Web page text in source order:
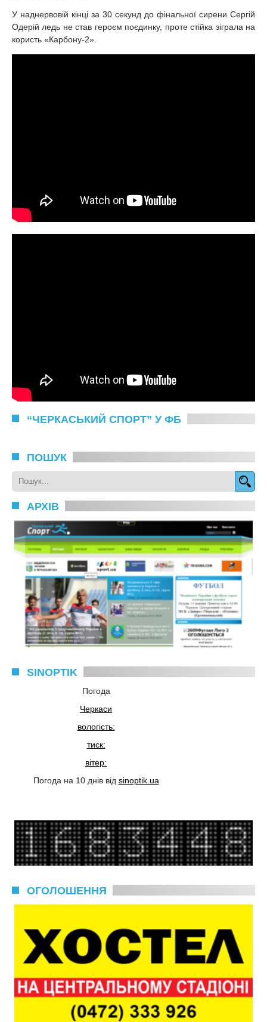
У наднервовій кінці за 30 секунд до фінальної сирени Сергій
Одерій ледь не став героєм поєдинку, проте стійка зіграла на
користь «Карбону-2».
“ЧЕРКАСЬКИЙ СПОРТ” У ФБ
ПОШУК
АРХІВ
SINOPTIK
Погода
Черкаси
вологість:
тиск:
вітер:
Погода на 10 днів від sinoptik.ua
ОГОЛОШЕННЯ